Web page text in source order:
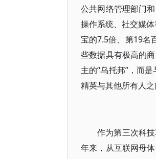
公共网络管理部门
操作系统、社交媒
宝的7.5倍、第19
些数据具有极高的
主的“乌托邦”，而
精英与其他所有人
作为第三次科
年来，从互联网母